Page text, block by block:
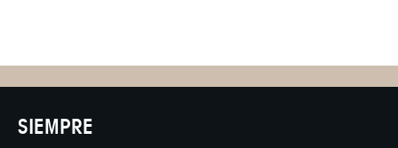
SIEMPRE